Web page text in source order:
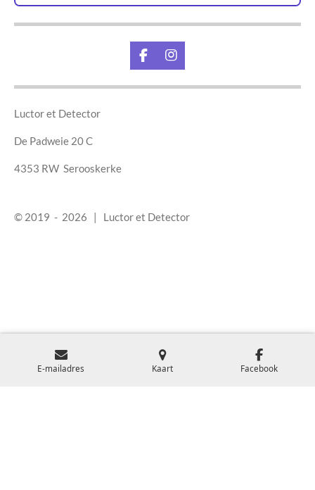
F
a
c
I
n
s
Luctor et Detector
De Padweie 20 C
4353 RW Serooskerke
© 2019 - 2026 | Luctor et Detector
E-mailadres Kaart Facebook